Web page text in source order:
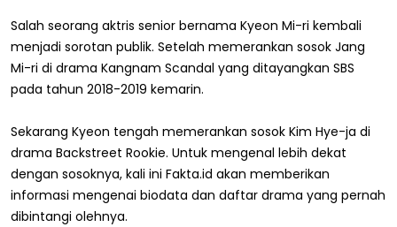
Salah seorang aktris senior bernama Kyeon Mi-ri kembali
menjadi sorotan publik. Setelah memerankan sosok Jang
Mi-ri di drama Kangnam Scandal yang ditayangkan SBS
pada tahun 2018-2019 kemarin.
Sekarang Kyeon tengah memerankan sosok Kim Hye-ja di
drama Backstreet Rookie. Untuk mengenal lebih dekat
dengan sosoknya, kali ini Fakta.id akan memberikan
informasi mengenai biodata dan daftar drama yang pernah
dibintangi olehnya.